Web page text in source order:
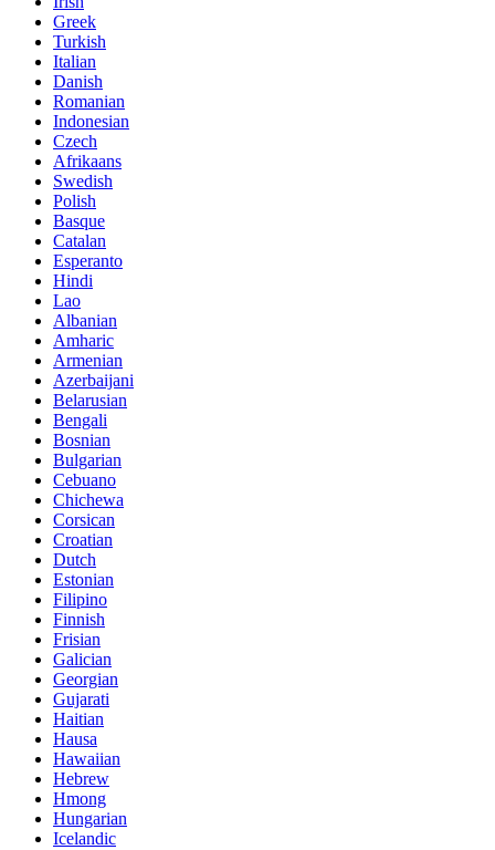
Greek
Turkish
Italian
Danish
Romanian
Indonesian
Czech
Afrikaans
Swedish
Polish
Basque
Catalan
Esperanto
Hindi
Lao
Albanian
Amharic
Armenian
Azerbaijani
Belarusian
Bengali
Bosnian
Bulgarian
Cebuano
Chichewa
Corsican
Croatian
Dutch
Estonian
Filipino
Finnish
Frisian
Galician
Georgian
Gujarati
Haitian
Hausa
Hawaiian
Hebrew
Hmong
Hungarian
Icelandic